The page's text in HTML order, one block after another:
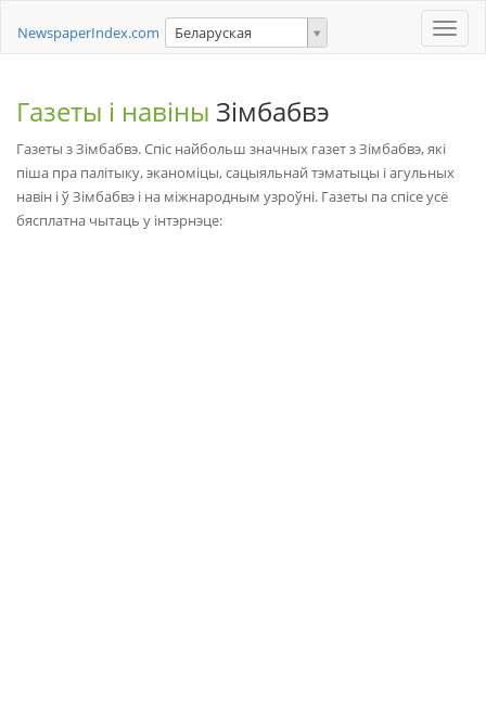
Toggle
NewspaperIndex.com Беларуская
Газеты і навіны Зімбабвэ
Газеты з Зімбабвэ. Спіс найбольш значных газет з Зімбабвэ, які
піша пра палітыку, эканоміцы, сацыяльнай тэматыцы і агульных
навін і ў Зімбабвэ і на міжнародным узроўні. Газеты па спісе усё
бясплатна чытаць у інтэрнэце: